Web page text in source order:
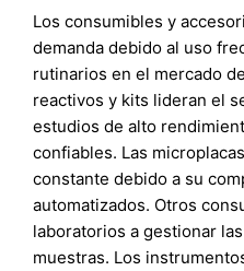
Los consumibles y
demanda debido al uso
rutinarios en el mercado
reactivos y kits lideran el
estudios de alto
confiables. Las
constante debido a su
automatizados. Otros
laboratorios a gestionar
muestras. Los